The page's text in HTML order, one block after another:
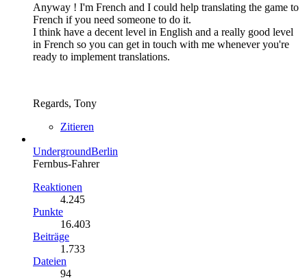
Anyway ! I'm French and I could help translating the game to
French if you need someone to do it.
I think have a decent level in English and a really good level
in French so you can get in touch with me whenever you're
ready to implement translations.
Regards, Tony
Zitieren
UndergroundBerlin
Fernbus-Fahrer
Reaktionen
4.245
Punkte
16.403
Beiträge
1.733
Dateien
94